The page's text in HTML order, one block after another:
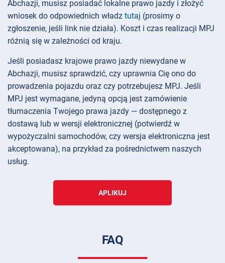
Abchazji, musisz posiadać lokalne prawo jazdy i złożyć
wniosek do odpowiednich władz tutaj (prosimy o
zgłoszenie, jeśli link nie działa). Koszt i czas realizacji MPJ
różnią się w zależności od kraju.
Jeśli posiadasz krajowe prawo jazdy niewydane w
Abchazji, musisz sprawdzić, czy uprawnia Cię ono do
prowadzenia pojazdu oraz czy potrzebujesz MPJ. Jeśli
MPJ jest wymagane, jedyną opcją jest zamówienie
tłumaczenia Twojego prawa jazdy — dostępnego z
dostawą lub w wersji elektronicznej (potwierdź w
wypożyczalni samochodów, czy wersja elektroniczna jest
akceptowana), na przykład za pośrednictwem naszych
usług.
APLIKUJ
FAQ